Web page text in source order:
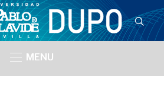
MENU